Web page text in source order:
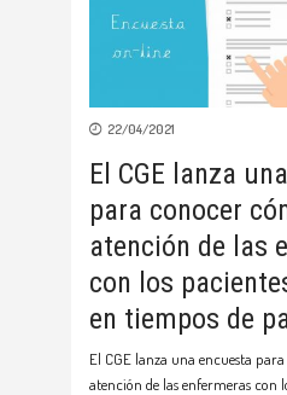
22/04/2021
El CGE lanza
para conocer
atención de las
con los
en tiempos de
El CGE lanza una encuesta
atención de las enfermeras con